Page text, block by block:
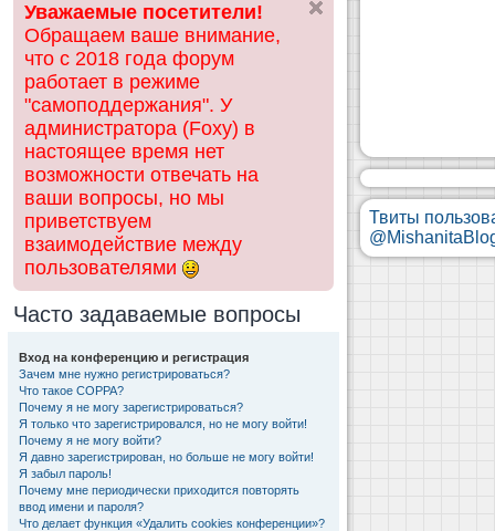
ск
Уважаемые посетители!
Обращаем ваше внимание,
что с 2018 года форум
работает в режиме
"самоподдержания". У
администратора (Foxy) в
настоящее время нет
возможности отвечать на
ваши вопросы, но мы
приветствуем
взаимодействие между
пользователями
Часто задаваемые вопросы
Вход на конференцию и регистрация
Зачем мне нужно регистрироваться?
Что такое COPPA?
Почему я не могу зарегистрироваться?
Я только что зарегистрировался, но не могу войти!
Почему я не могу войти?
Я давно зарегистрирован, но больше не могу войти!
Я забыл пароль!
Почему мне периодически приходится повторять
ввод имени и пароля?
Что делает функция «Удалить cookies конференции»?
Твиты